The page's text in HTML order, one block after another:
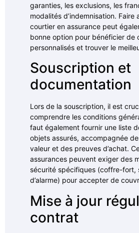
garanties, les exclusions, les
modalités d’indemnisation. Faire
courtier en assurance peut
bonne option pour bénéficier de
personnalisés et trouver le
Souscription et
documentation
Lors de la souscription, il est
comprendre les conditions
faut également fournir une liste
objets assurés, accompagnée
valeur et des preuves d’achat.
assurances peuvent exiger des
sécurité spécifiques (coffre-fort,
d’alarme) pour accepter de
Mise à jour
contrat